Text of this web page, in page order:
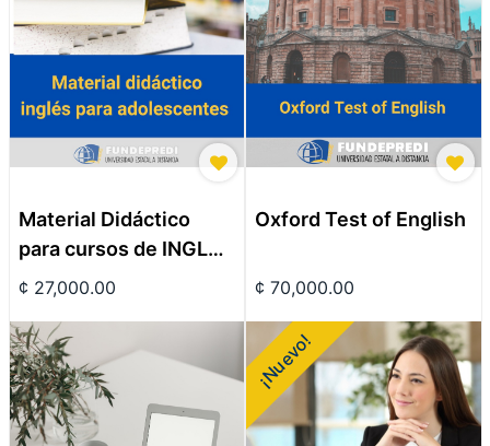
Material Didáctico
para cursos de INGLES
PARA ADOLESCENTES
ingresan por examen
de ubicación
¢ 27,000.00
Oxford Test of English
¢ 70,000.00
¡Nuevo!